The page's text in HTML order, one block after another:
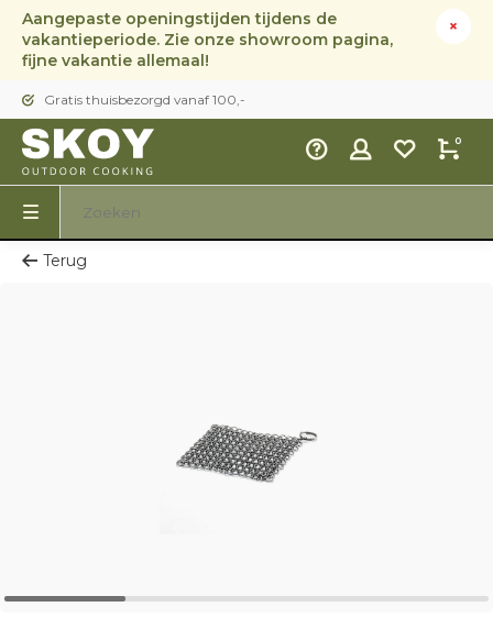
Aangepaste openingstijden tijdens de
vakantieperiode. Zie onze showroom pagina,
fijne vakantie allemaal!
Gratis thuisbezorgd vanaf 100,-
0
Terug